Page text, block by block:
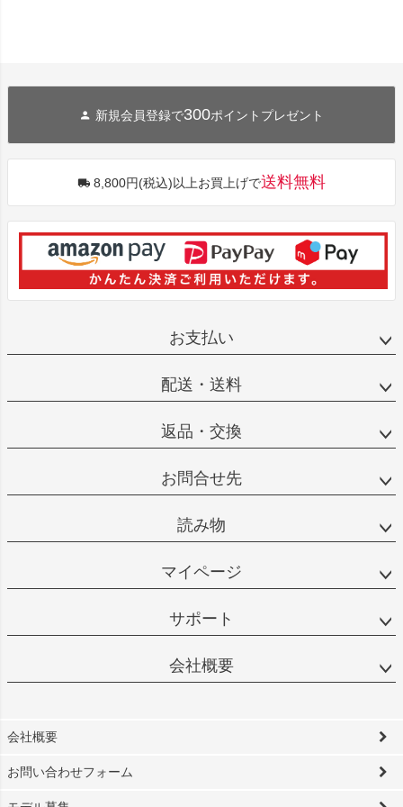
新規会員登録で300ポイントプレゼント
8,800円(税込)以上お買上げで送料無料
お支払い
配送・送料
返品・交換
お問合せ先
読み物
マイページ
サポート
会社概要
会社概要
お問い合わせフォーム